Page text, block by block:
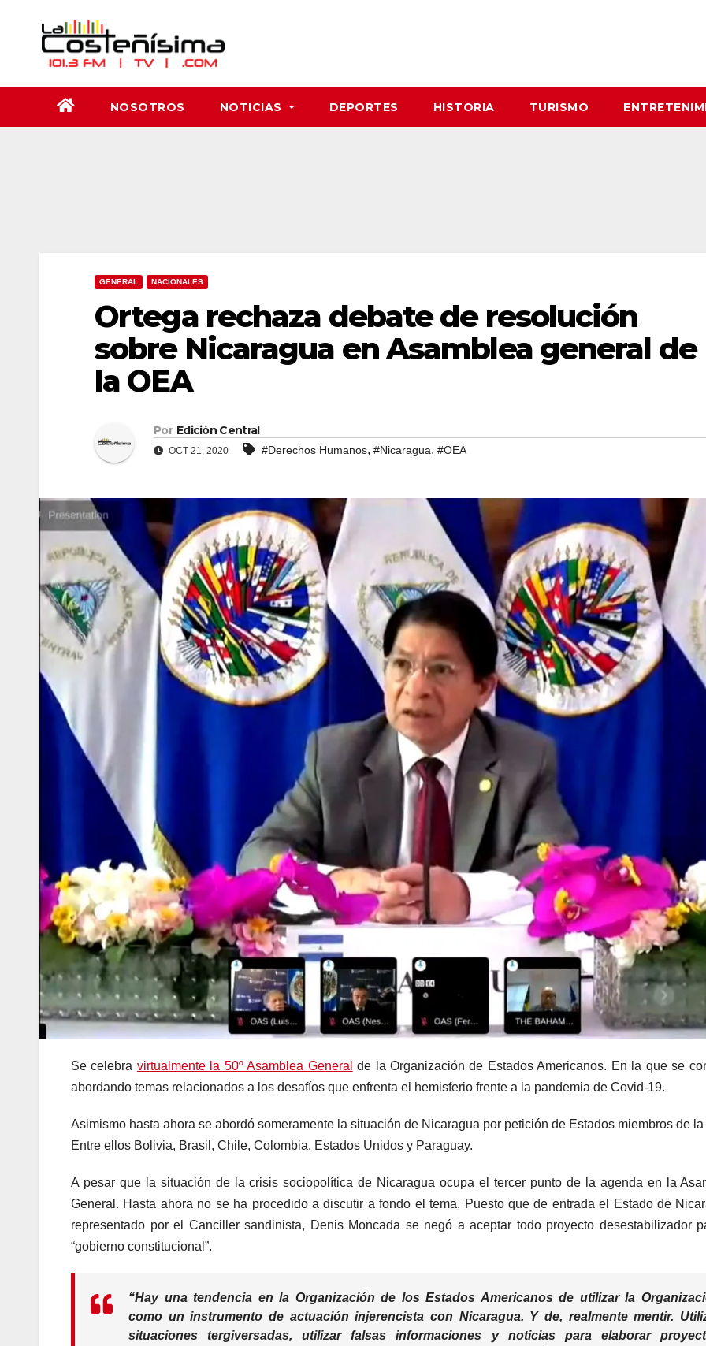
contenido
NOSOTROS NOTICIAS DEPORTES HISTORIA TURISMO
GENERAL NACIONALES
Ortega rechaza debate de resolución
sobre Nicaragua en Asamblea general de
la OEA
Por Edición Central
OCT 21, 2020 #Derechos Humanos, #Nicaragua, #OEA
Se celebra virtualmente la 50º Asamblea General de la Organización de Estados Americanos. En la que se
abordando temas relacionados a los desafíos que enfrenta el hemisferio frente a la pandemia de Covid-19.
Asimismo hasta ahora se abordó someramente la situación de Nicaragua por petición de Estados miembros de la
Entre ellos Bolivia, Brasil, Chile, Colombia, Estados Unidos y Paraguay.
A pesar que la situación de la crisis sociopolítica de Nicaragua ocupa el tercer punto de la agenda en la
General. Hasta ahora no se ha procedido a discutir a fondo el tema. Puesto que de entrada el Estado de
representado por el Canciller sandinista, Denis Moncada se negó a aceptar todo proyecto desestabilizador
“gobierno constitucional”.
“Hay una tendencia en la Organización de los Estados Americanos de utilizar la
como un instrumento de actuación injerencista con Nicaragua. Y de, realmente mentir.
situaciones tergiversadas, utilizar falsas informaciones y noticias para elaborar